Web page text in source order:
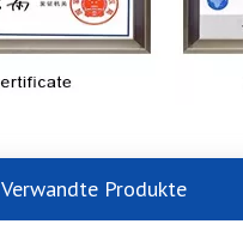
Verwandte Produkte